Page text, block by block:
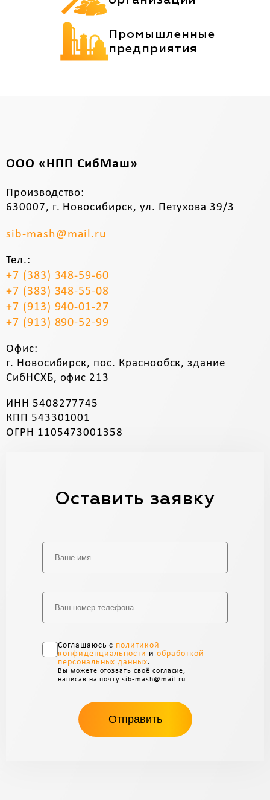
Промышленные
предприятия
ООО «НПП СибМаш»
Производство:
630007, г. Новосибирск, ул. Петухова 39/3
sib-mash@mail.ru
Тел.:
+7 (383) 348-59-60
+7 (383) 348-55-08
+7 (913) 940-01-27
+7 (913) 890-52-99
Офис:
г. Новосибирск, пос. Краснообск, здание
СибНСХБ, офис 213
ИНН 5408277745
КПП 543301001
ОГРН 1105473001358
Оставить заявку
Соглашаюсь с политикой
конфиденциальности и обработкой
персональных данных.
Вы можете отозвать своё согласие,
написав на почту sib-mash@mail.ru